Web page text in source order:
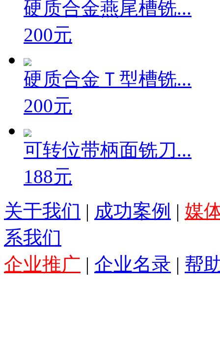
硬质合金燕尾槽铣...
200元
硬质合金Ｔ型槽铣...
200元
可转位带柄面铣刀...
188元
关于我们 | 成功案例 | 媒
系我们
企业推广 | 企业名录 | 帮